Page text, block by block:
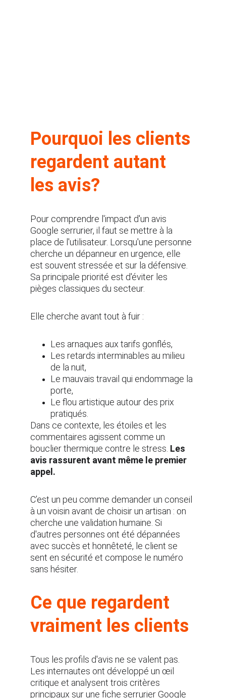
Pourquoi les clients
regardent autant
les avis?
Pour comprendre l'impact d'un avis
Google serrurier, il faut se mettre à la
place de l'utilisateur. Lorsqu'une personne
cherche un dépanneur en urgence, elle
est souvent stressée et sur la défensive.
Sa principale priorité est d'éviter les
pièges classiques du secteur.
Elle cherche avant tout à fuir :
Les arnaques aux tarifs gonflés,
Les retards interminables au milieu
de la nuit,
Le mauvais travail qui endommage la
porte,
Le flou artistique autour des prix
pratiqués.
Dans ce contexte, les étoiles et les
commentaires agissent comme un
bouclier thermique contre le stress. Les
avis rassurent avant même le premier
appel.
C’est un peu comme demander un conseil
à un voisin avant de choisir un artisan : on
cherche une validation humaine. Si
d'autres personnes ont été dépannées
avec succès et honnêteté, le client se
sent en sécurité et compose le numéro
sans hésiter.
Ce que regardent
vraiment les clients
Tous les profils d'avis ne se valent pas.
Les internautes ont développé un œil
critique et analysent trois critères
principaux sur une fiche serrurier Google